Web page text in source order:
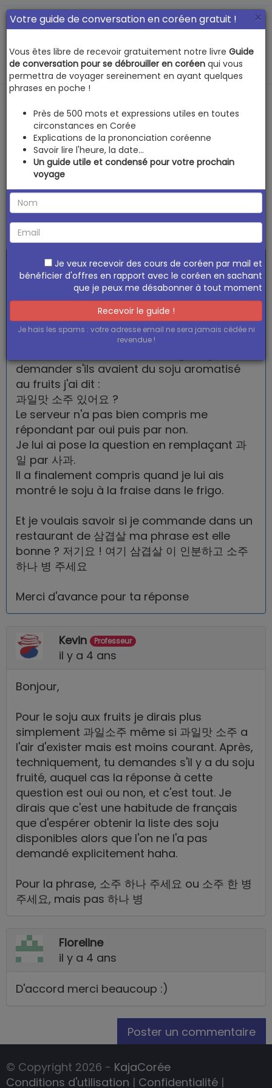
MENU
Commander au
restaurant. 소주
맛?
› Revenir à la liste des discussions
Floreline
il y a 4 ans
J'ai une question concernant le soju
aromatisé
demander s'ils avaient du soju aromatisé
au fruits j'ai dit :
과일맛 소주 있어요 ?
Le serveur n'a pas bien compris me
répondant par oui puis par non.
Je lui ai pose la question en remplaçant 과
일 par 사과.
Il a finalement compris quand je lui ais
montré le soju à la fraise dans le frigo.
Et je voulais savoir si je commande dans un
restaurant de 삼겹살 ma phrase est elle
bonne ? 저기요 ! 여기 삼겹살 이 인분하고 소주
하나 병 주세요
Merci d'avance pour ta réponse
Kevin Professeur
il y a 4 ans
Bonjour,
Pour le soju aux fruits je dirais plus
simplement 과일소주 même si 과일맛 소주 a
l'air d'exister mais est moins courant. Après,
techniquement, tu demandes s'il y a du soju
fruité, auquel cas la réponse à cette
question est oui ou non, et c'est tout. Je
dirais que c'est une habitude de français
que d'espérer obtenir la liste des soju
disponibles alors que l'on ne l'a pas
demandé explicitement haha.
Pour la phrase, 소주 하나 주세요 ou 소주 한 병
주세요, mais pas 하나 병
Floreline
il y a 4 ans
D'accord merci beaucoup :)
Poster un commentaire
© Copyright 2026 - KajaCorée
Conditions d'utilisation | Confidentialité |
×
Votre guide de conversation en coréen gratuit !
Vous êtes libre de recevoir gratuitement notre livre Guide
de conversation pour se débrouiller en coréen qui vous
permettra de voyager sereinement en ayant quelques
phrases en poche !
Près de 500 mots et expressions utiles en toutes
circonstances en Corée
Explications de la prononciation coréenne
Savoir lire l'heure, la date...
Un guide utile et condensé pour votre prochain
voyage
Je veux recevoir des cours de coréen par mail et
bénéficier d'offres en rapport avec le coréen en sachant
que je peux me désabonner à tout moment
Recevoir le guide !
Je hais les spams : votre adresse email ne sera jamais cédée ni
revendue !